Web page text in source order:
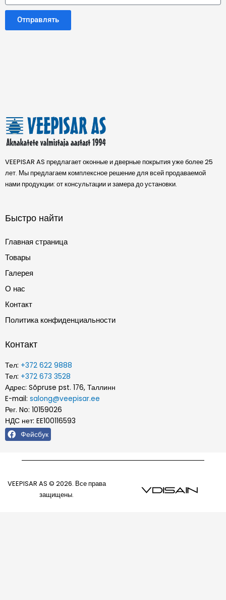
Отправлять
VEEPISAR AS предлагает оконные и дверные покрытия уже более 25
лет. Мы предлагаем комплексное решение для всей продаваемой
нами продукции: от консультации и замера до установки.
Быстро найти
Главная страница
Товары
Галерея
О нас
Контакт
Политика конфиденциальности
Контакт
Тел: +372 622 9888
Тел: +372 673 3528
Адрес: Sõpruse pst. 176, Таллинн
E-mail: salong@veepisar.ee
Рег. No: 10159026
НДС нет: EE100116593
Фейсбук
VEEPISAR AS © 2026. Все права
защищены.